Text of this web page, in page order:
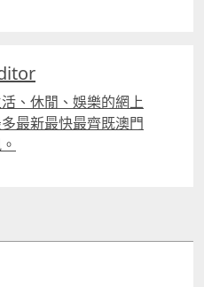
、休閒、娛樂的網上
最新最快最齊既澳門